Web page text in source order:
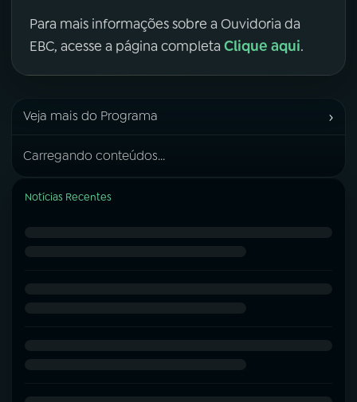
Para mais informações sobre a Ouvidoria da
EBC, acesse a página completa Clique aqui.
Veja mais do Programa ›
Carregando conteúdos...
Notícias Recentes